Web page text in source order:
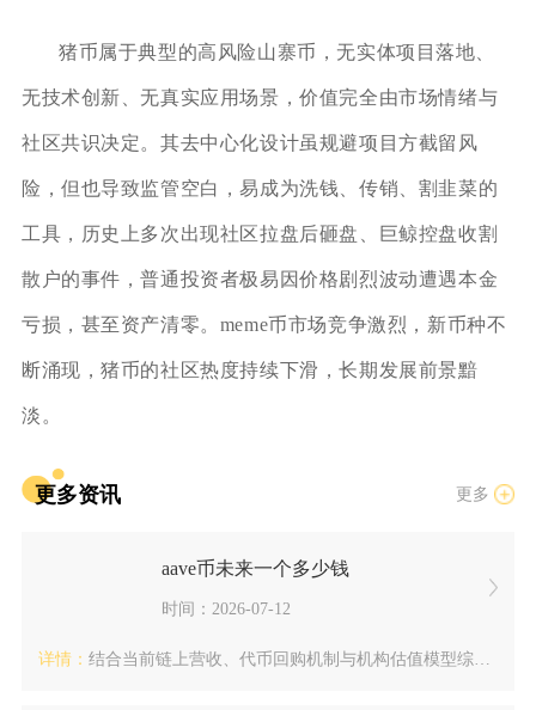
猪币属于典型的高风险山寨币，无实体项目落地、
无技术创新、无真实应用场景，价值完全由市场情绪与
社区共识决定。其去中心化设计虽规避项目方截留风
险，但也导致监管空白，易成为洗钱、传销、割韭菜的
工具，历史上多次出现社区拉盘后砸盘、巨鲸控盘收割
散户的事件，普通投资者极易因价格剧烈波动遭遇本金
亏损，甚至资产清零。meme币市场竞争激烈，新币种不
断涌现，猪币的社区热度持续下滑，长期发展前景黯
淡。
更多资讯 更多
aave币未来一个多少钱
时间：2026-07-12
详情： 结合当前链上营收、代币回购机制与机构估值模型综合测算，AAV...